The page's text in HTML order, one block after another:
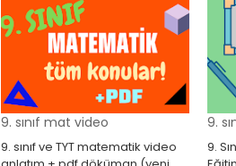
9. sınıf mat video
9. sınıf ve TYT matematik video
9.
9.